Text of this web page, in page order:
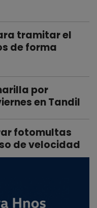
tramitar el
de forma
por
en Tandil
fotomultas
de velocidad